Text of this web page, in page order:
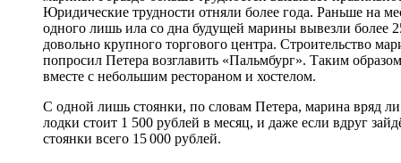
Юридические трудности отняли более года. Раньше на
одного лишь ила со дна будущей марины вывезли более
довольно крупного торгового центра. Строительство
попросил Петера возглавить «Пальмбург». Таким
вместе с небольшим рестораном и хостелом.
С одной лишь стоянки, по словам Петера, марина вряд
лодки стоит 1 500 рублей в месяц, и даже если вдруг
стоянки всего 15 000 рублей.